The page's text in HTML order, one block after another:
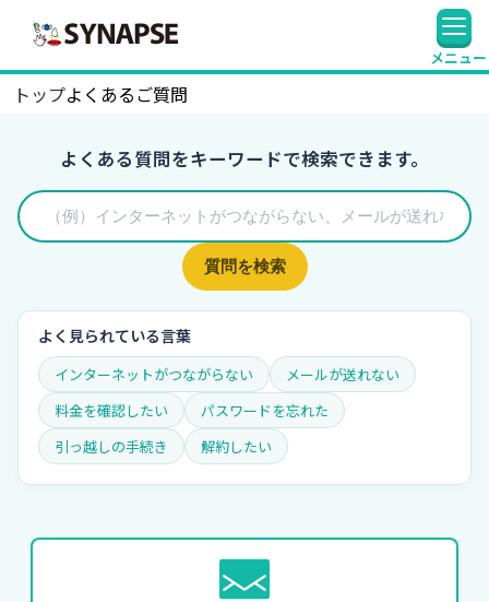
メニュー
トップよくあるご質問
よくある質問をキーワードで検索できます。
質問を検索
よく見られている言葉
インターネットがつながらない
メールが送れない
料金を確認したい
パスワードを忘れた
引っ越しの手続き
解約したい